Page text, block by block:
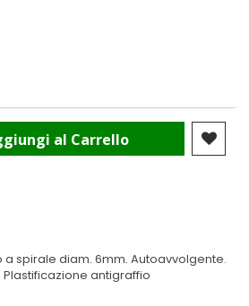
al Carrello
spirale diam. 6mm. Autoavvolgente.
antigraffio